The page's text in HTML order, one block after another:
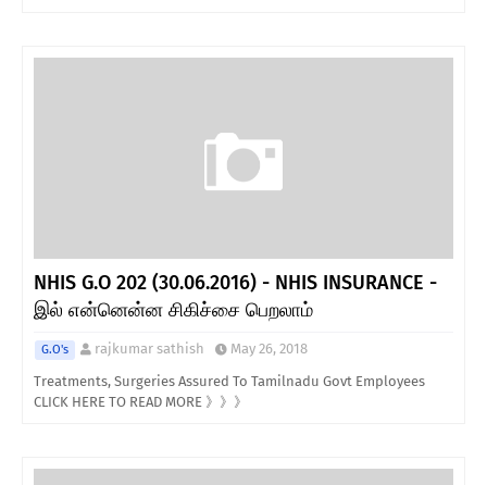
NHIS G.O 202 (30.06.2016) - NHIS INSURANCE -
இல் என்னென்ன சிகிச்சை பெறலாம்
G.O's rajkumar sathish
May 26, 2018
Treatments, Surgeries Assured To Tamilnadu Govt Employees
CLICK HERE TO READ MORE 》》》